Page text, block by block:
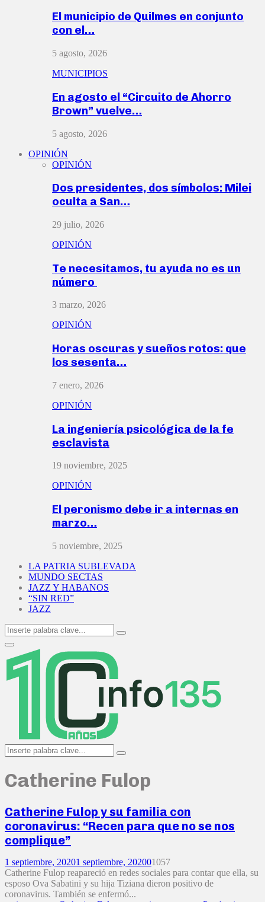
El municipio de Quilmes en conjunto
con el…
5 agosto, 2026
MUNICIPIOS
En agosto el “Circuito de Ahorro
Brown” vuelve…
5 agosto, 2026
OPINIÓN
OPINIÓN
Dos presidentes, dos símbolos: Milei
oculta a San…
29 julio, 2026
OPINIÓN
Te necesitamos, tu ayuda no es un
número
3 marzo, 2026
OPINIÓN
Horas oscuras y sueños rotos: que
los sesenta…
7 enero, 2026
OPINIÓN
La ingeniería psicológica de la fe
esclavista
19 noviembre, 2025
OPINIÓN
El peronismo debe ir a internas en
marzo…
5 noviembre, 2025
LA PATRIA SUBLEVADA
MUNDO SECTAS
JAZZ Y HABANOS
“SIN RED”
JAZZ
Search
for:
Search
Primary
Menu
Search
for:
Search
Catherine Fulop
Catherine Fulop y su familia con
coronavirus: “Recen para que no se nos
complique”
1 septiembre, 20201 septiembre, 202001057
Catherine Fulop reapareció en redes sociales para contar que ella, su
esposo Ova Sabatini y su hija Tiziana dieron positivo de
coronavirus. También se enfermó...